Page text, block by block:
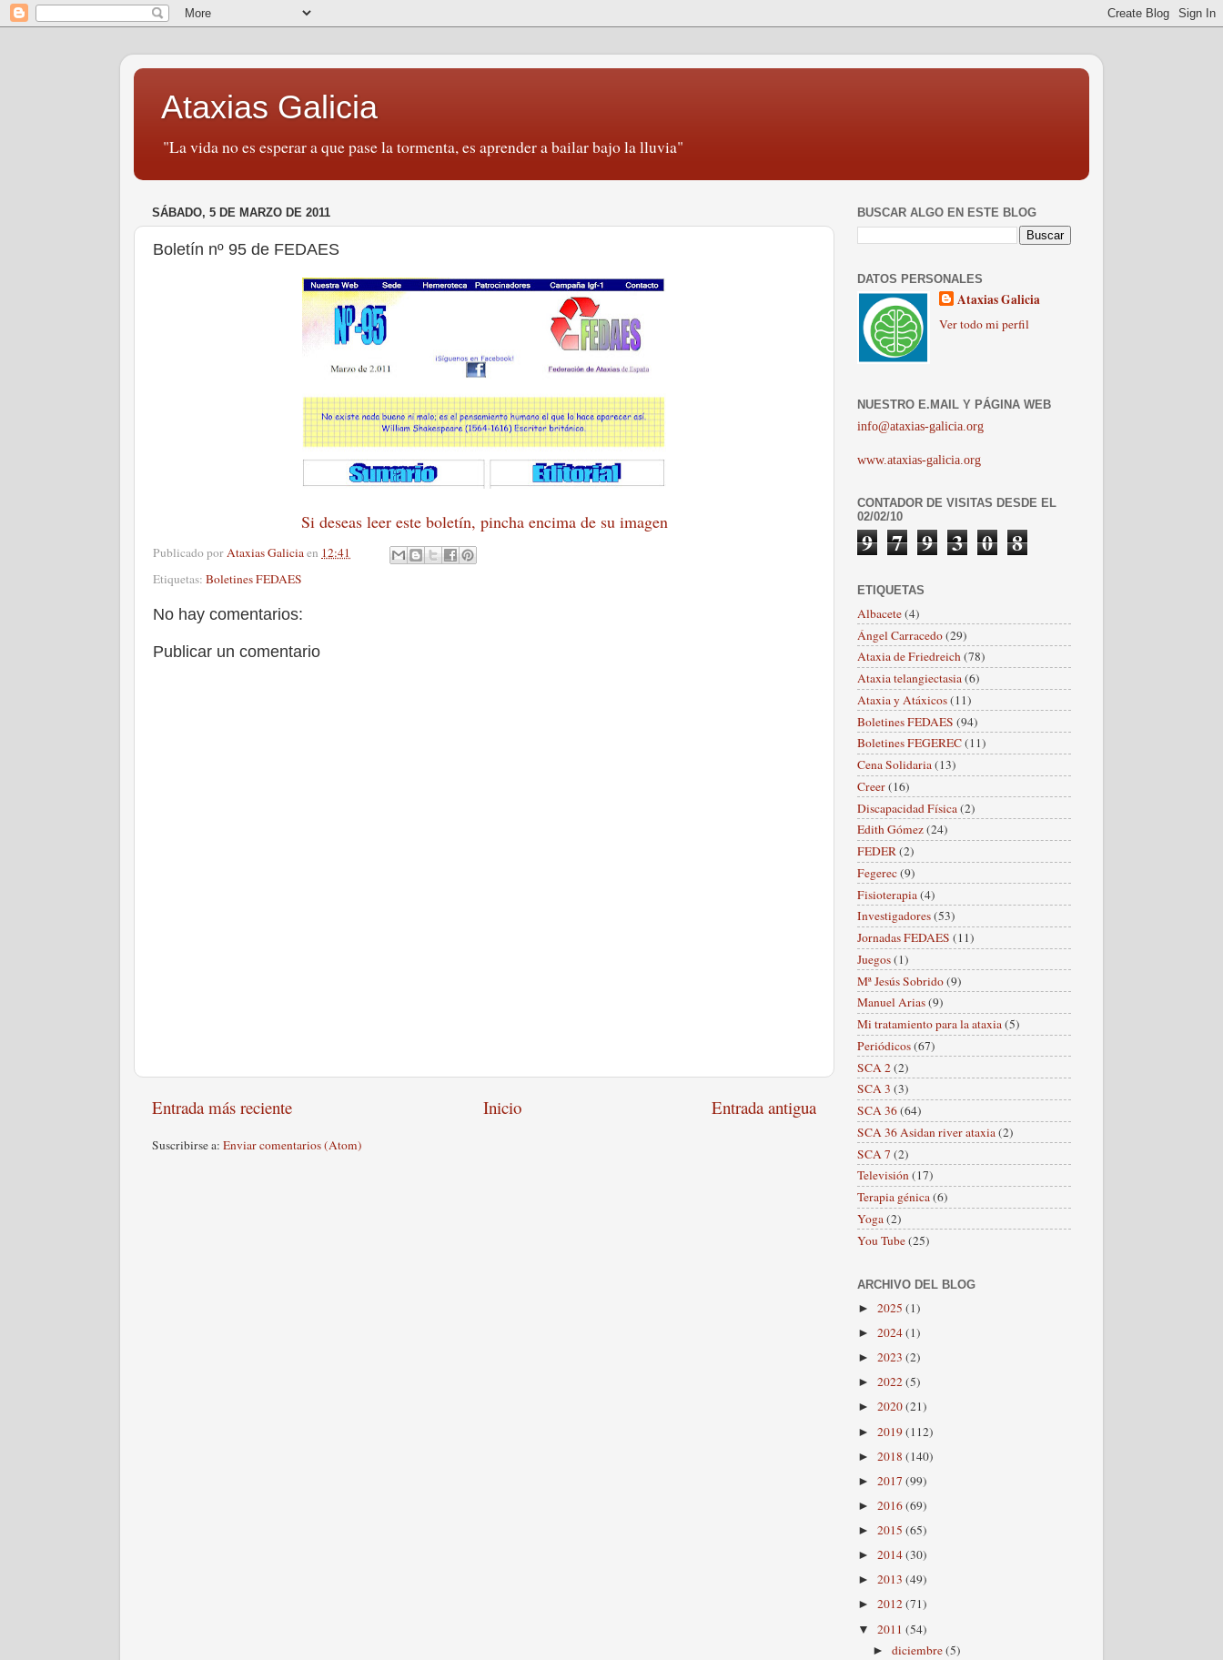
Ataxias Galicia
"La vida no es esperar a que pase la tormenta, es aprender a bailar bajo la lluvia"
SÁBADO, 5 DE MARZO DE 2011
Boletín nº 95 de FEDAES
Si deseas leer este boletín, pincha encima de su imagen
Publicado porAtaxias Galiciaen 12:41
Etiquetas: Boletines FEDAES
No hay comentarios:
Publicar un comentario
Entrada más reciente Entrada antigua
Inicio
Suscribirse a: Enviar comentarios (Atom)
BUSCAR ALGO EN ESTE BLOG
DATOS PERSONALES
Ataxias Galicia
Ver todo mi perfil
NUESTRO E.MAIL Y PÁGINA WEB
info@ataxias-galicia.org
www.ataxias-galicia.org
CONTADOR DE VISITAS DESDE EL
02/02/10
9 7 9 3 0 8
ETIQUETAS
Albacete(4)
Ángel Carracedo(29)
Ataxia de Friedreich(78)
Ataxia telangiectasia(6)
Ataxia y Atáxicos(11)
Boletines FEDAES (94)
Boletines FEGEREC(11)
Cena Solidaria(13)
Creer(16)
Discapacidad Física(2)
Edith Gómez(24)
FEDER(2)
Fegerec(9)
Fisioterapia(4)
Investigadores(53)
Jornadas FEDAES (11)
Juegos(1)
Mª Jesús Sobrido(9)
Manuel Arias(9)
Mi tratamiento para la ataxia(5)
Periódicos(67)
SCA 2(2)
SCA 3 (3)
SCA 36(64)
SCA 36 Asidan river ataxia(2)
SCA 7 (2)
Televisión(17)
Terapia génica(6)
Yoga(2)
You Tube(25)
ARCHIVO DEL BLOG
► 2025 (1)
► 2024(1)
► 2023 (2)
► 2022(5)
► 2020(21)
► 2019(112)
► 2018 (140)
► 2017 (99)
► 2016(69)
► 2015 (65)
► 2014(30)
► 2013 (49)
► 2012(71)
▼ 2011 (54)
►diciembre(5)